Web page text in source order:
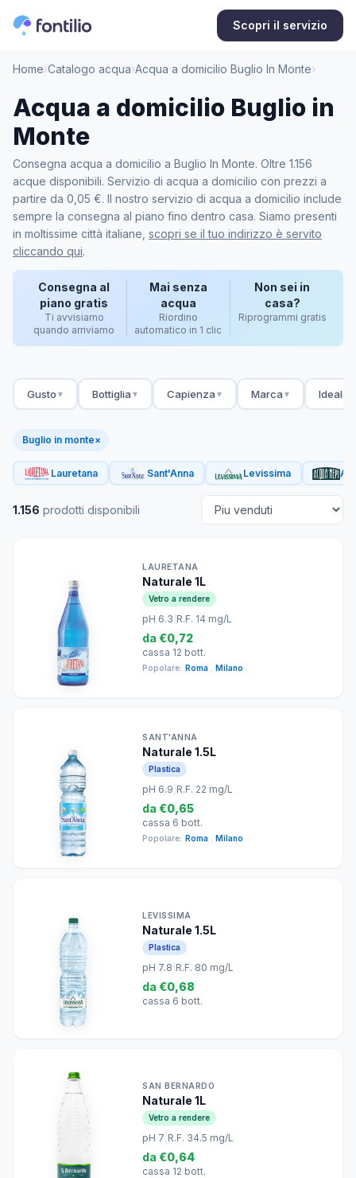
Scopri il servizio
Home›Catalogo acqua›Acqua a domicilio Buglio In Monte›
Acqua a domicilio Buglio in
Monte
Consegna acqua a domicilio a Buglio In Monte. Oltre 1.156
acque disponibili. Servizio di acqua a domicilio con prezzi a
partire da 0,05 €. Il nostro servizio di acqua a domicilio include
sempre la consegna al piano fino dentro casa. Siamo presenti
in moltissime città italiane, scopri se il tuo indirizzo è servito
cliccando qui.
Consegna al
piano gratis
Ti avvisiamo
quando arriviamo
Mai senza
acqua
Riordino
automatico in 1 clic
Non sei in
casa?
Riprogrammi gratis
Gusto ▼ Bottiglia ▼ Capienza ▼ Marca ▼ Ideale
Buglio in monte×
Lauretana Sant'Anna Levissima
1.156 prodotti disponibili
LAURETANA
Naturale 1L
Vetro a rendere
pH 6.3 R.F. 14 mg/L
da €0,72
cassa 12 bott.
Popolare: Roma Milano
SANT'ANNA
Naturale 1.5L
Plastica
pH 6.9 R.F. 22 mg/L
da €0,65
cassa 6 bott.
Popolare: Roma Milano
LEVISSIMA
Naturale 1.5L
Plastica
pH 7.8 R.F. 80 mg/L
da €0,68
cassa 6 bott.
SAN BERNARDO
Naturale 1L
Vetro a rendere
pH 7 R.F. 34.5 mg/L
da €0,64
cassa 12 bott.